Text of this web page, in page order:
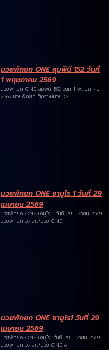
มวยพักยก ONE ลุมพินี 152 วันที่
1 พฤษภาคม 2569
มวยพักยก ONE ลุมพินี 152 วันที่ 1 พฤษภาคม
2569 มวยพักยก วิเคราะห์มวย O
มวยพักยก ONE ซามูไร 1 วันที่ 29
เมษายน 2569
มวยพักยก ONE ซามูไร 1 วันที่ 29 เมษายน 2569
มวยพักยก วิเคราะห์มวย ONE
มวยพักยก ONE ซามูไร1 วันที่ 29
เมษายน 2569
มวยพักยก ONE ซามูไร1 วันที่ 29 เมษายน 2569
มวยพักยก วิเคราะห์มวย ONE ซ